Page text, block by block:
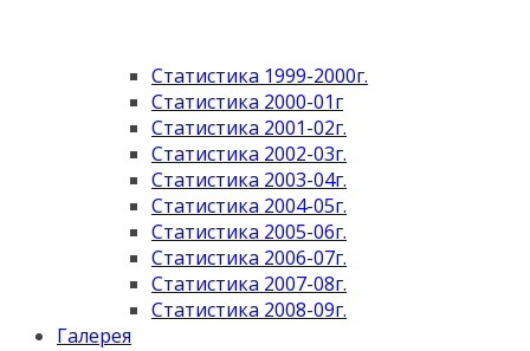
Статистика 1999-2000г.
Статистика 2000-01г
Статистика 2001-02г.
Статистика 2002-03г.
Статистика 2003-04г.
Статистика 2004-05г.
Статистика 2005-06г.
Статистика 2006-07г.
Статистика 2007-08г.
Статистика 2008-09г.
Галерея